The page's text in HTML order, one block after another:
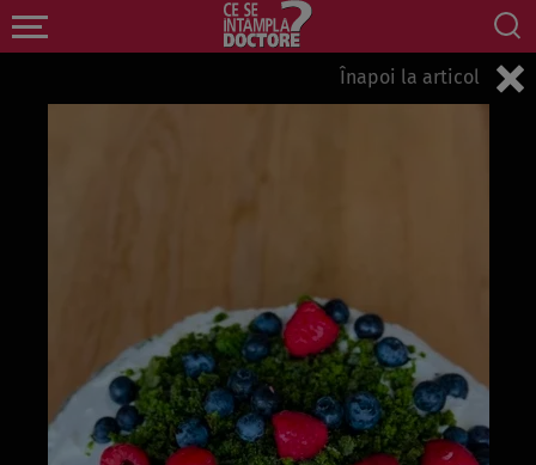
Înapoi la articol